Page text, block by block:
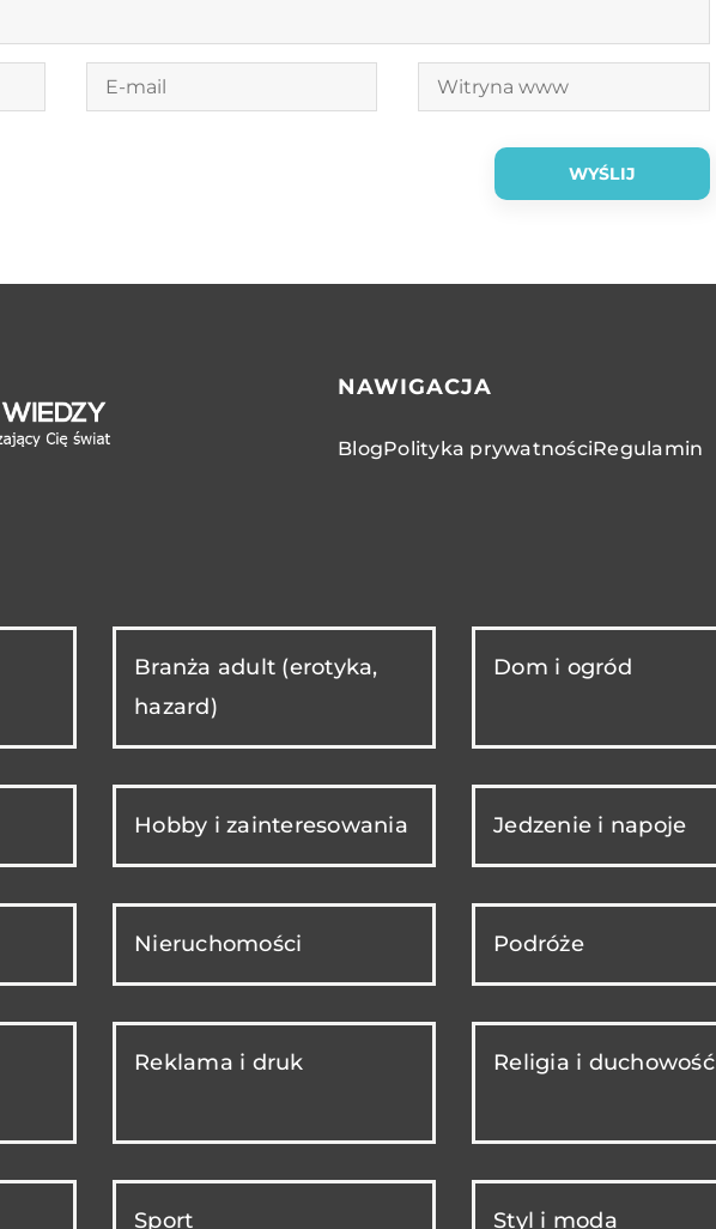
NAWIGACJA
BlogPolityka prywatnościRegulamin
Branża adult (erotyka,
hazard)
Dom i ogród
Hobby i zainteresowania Jedzenie i napoje
Nieruchomości Podróże
Reklama i druk Religia i duchowość
Sport Styl i moda